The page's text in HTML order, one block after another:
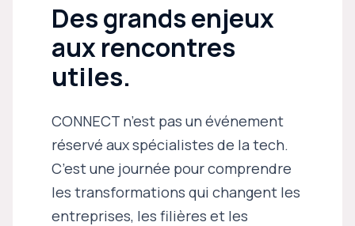
Des grands enjeux
aux rencontres
utiles.
CONNECT n’est pas un événement
réservé aux spécialistes de la tech.
C’est une journée pour comprendre
les transformations qui changent les
entreprises, les filières et les